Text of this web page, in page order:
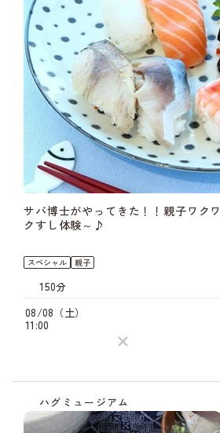
サバ博士がやってきた！！親子ワクワ
クすし体験～♪
スペシャル 親子
150分
08/08（土）
11:00
ハグミュージアム